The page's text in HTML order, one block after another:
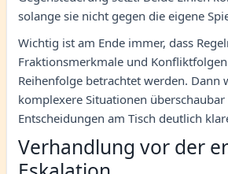
solange sie nicht gegen die eigene
Wichtig ist am Ende immer, dass
Fraktionsmerkmale und
Reihenfolge betrachtet werden. Dann
komplexere Situationen
Entscheidungen am Tisch deutlich
Verhandlung vor der